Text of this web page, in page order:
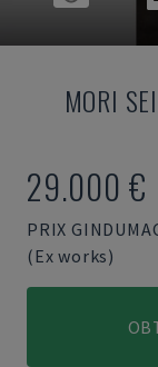
MORI
29.000 €
PRIX
(Ex works)